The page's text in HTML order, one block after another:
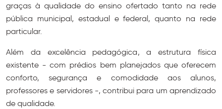
graças à qualidade do ensino ofertado tanto na rede
pública municipal, estadual e federal, quanto na rede
particular.
Além da excelência pedagógica, a estrutura física
existente - com prédios bem planejados que oferecem
conforto, segurança e comodidade aos alunos,
professores e servidores -, contribui para um aprendizado
de qualidade.